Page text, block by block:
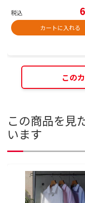
税込
カートに入れる
この
この商品を見
います